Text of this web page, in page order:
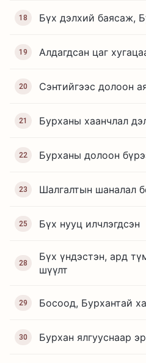
18 Бүх дэлхий баясаж,
19 Алдагдсан цаг
20 Сэнтийгээс долоон
21 Бурханы хаанчлал
22 Бурханы долоон
23 Шалгалтын шаналал
25 Бүх нууц илчлэгдсэн
28
Бүх үндэстэн, ард
шүүлт
29 Босоод, Бурхантай
30 Бурхан ялгууснаар